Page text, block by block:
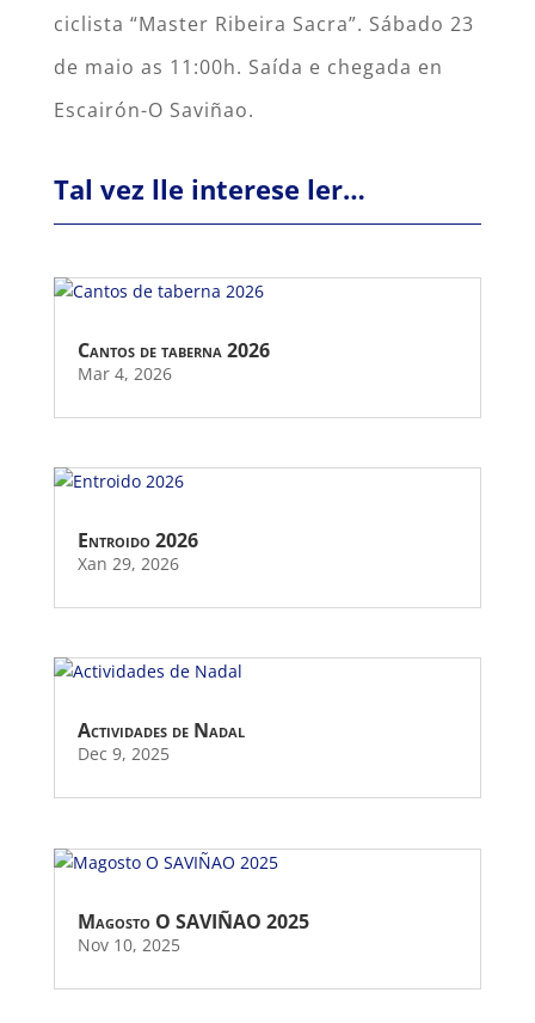
ciclista “Master Ribeira Sacra”. Sábado 23
de maio as 11:00h. Saída e chegada en
Escairón-O Saviñao.
Tal vez lle interese ler…
Cantos de taberna 2026
Mar 4, 2026
Entroido 2026
Xan 29, 2026
Actividades de Nadal
Dec 9, 2025
Magosto O SAVIÑAO 2025
Nov 10, 2025